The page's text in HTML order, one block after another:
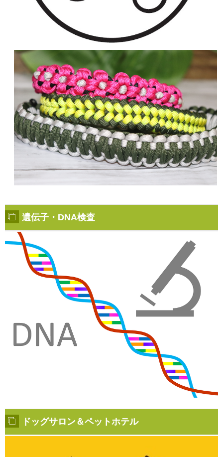
遺伝子・DNA検査
ドッグサロン＆ペットホテル